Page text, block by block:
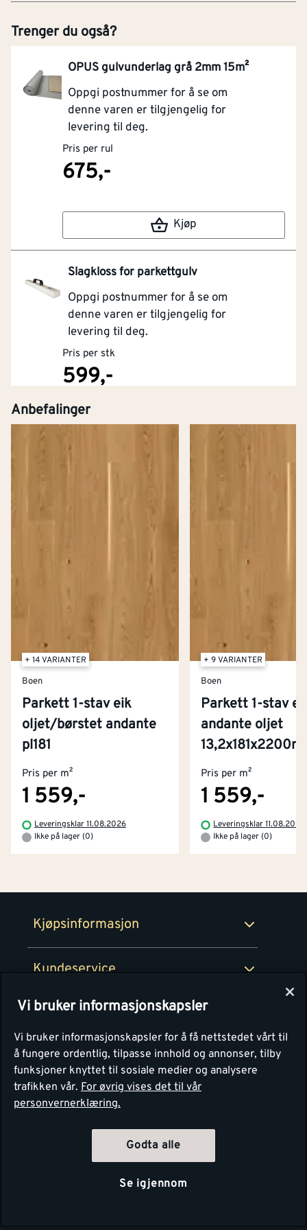
Trenger du også?
OPUS gulvunderlag grå 2mm 15m²
Oppgi postnummer for å se om
denne varen er tilgjengelig for
levering til deg.
Pris per rul
675,-
Kjøp
Slagkloss for parkettgulv
Oppgi postnummer for å se om
denne varen er tilgjengelig for
levering til deg.
Pris per stk
599,-
Kjøp
Anbefalinger
+ 14 VARIANTER
Boen
Parkett 1-stav eik
oljet/børstet andante
pl181
Pris per m²
1 559,-
Leveringsklar 11.08.2026
Ikke på lager (0)
+ 9 VARIANTER
Boen
Parkett 1-stav
andante oljet
Pris per m²
1 559,-
Leveringsklar 11.08.2026
Ikke på lager (0)
Kjøpsinformasjon
Kjøpsbetingelser
Retur- og angrerettsskjema
Kundeservice
Kontakt oss
Tjenester
Montér Klubb
Montér
Om Montér
Byggevarehus og åpningstider
Prismatch
Personvern
Vi bruker informasjonskapsler
Vi bruker informasjonskapsler for å få nettstedet vårt til
å fungere ordentlig, tilpasse innhold og annonser, tilby
funksjoner knyttet til sosiale medier og analysere
trafikken vår. For øvrig vises det til vår
personvernerklæring.
Godta alle
Se igjennom